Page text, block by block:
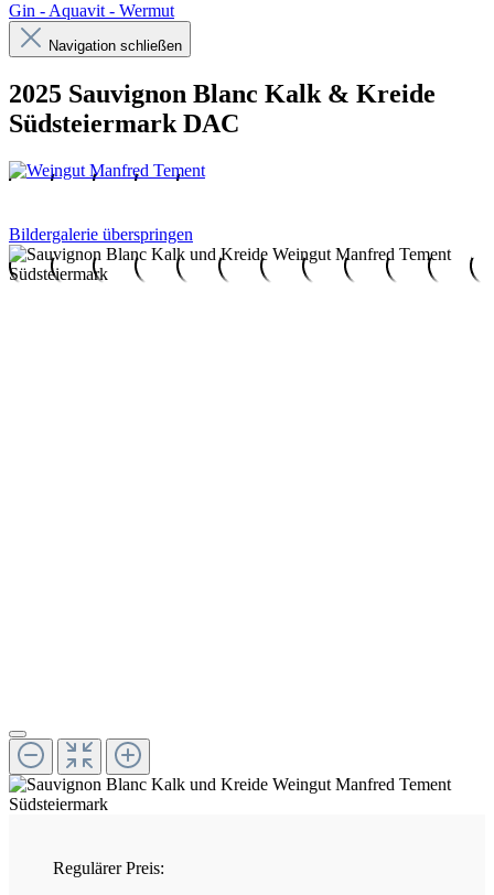
Gin - Aquavit - Wermut
Navigation schließen
2025 Sauvignon Blanc Kalk & Kreide
Südsteiermark DAC
Bildergalerie überspringen
Regulärer Preis: